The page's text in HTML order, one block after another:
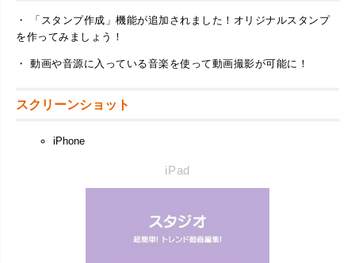
・ 「スタンプ作成」機能が追加されました！オリジナルスタンプ
を作ってみましょう！
・ 動画や音源に入っている音楽を使って動画撮影が可能に！
スクリーンショット
iPhone
iPad